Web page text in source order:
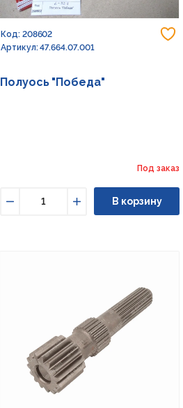
Код: 208602
Артикул: 47.664.07.001
Полуось "Победа"
Под заказ
Увеличить
В корзину